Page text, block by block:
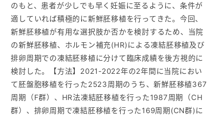
のもと、患者が少しでも早く妊娠に至るように、条件が
適していれば積極的に新鮮胚移植を行ってきた。今回、
新鮮胚移植が有用な選択肢か否かを検討するため、当院
の新鮮胚移植、ホルモン補充(HR)による凍結胚移植及び
排卵周期での凍結胚移植に分けて臨床成績を後方視的に
検討した。【方法】2021-2022年の2年間に当院におい
て胚盤胞移植を行った2523周期のうち、新鮮胚移植367
周期（F群）、HR法凍結胚移植を行った1987周期（CH
群）、排卵周期で凍結胚移植を行った169周期(CN群)に